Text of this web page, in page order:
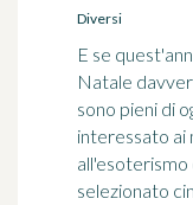
Diversi
E se
Natale
sono pieni di
interessato ai
all'esoterismo
selezionato